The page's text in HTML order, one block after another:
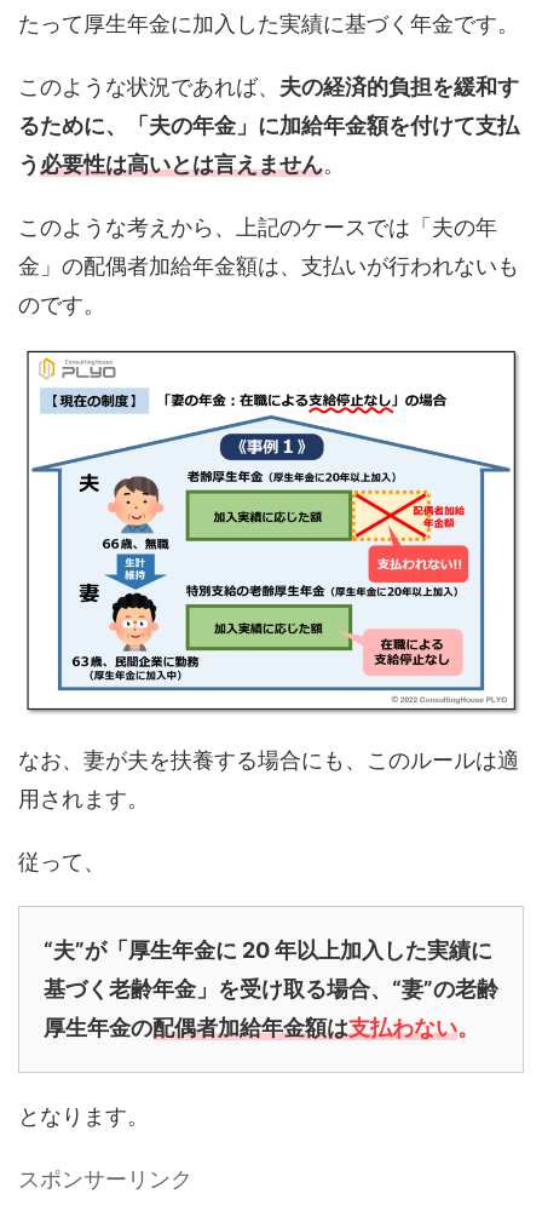
たって厚生年金に加入した実績に基づく年金です。
このような状況であれば、 夫の経済的負担を緩和す
るために、「夫の年金」に加給年金額を付けて支払
う必要性は高いとは言えません。
このような考えから、上記のケースでは「夫の年
金」の配偶者加給年金額は、支払いが行われないも
のです。
なお、妻が夫を扶養する場合にも、このルールは適
用されます。
従って、
“夫”が「厚生年金に 20 年以上加入した実績に
基づく老齢年金」を受け取る場合、 “妻”の老齢
厚生年金の配偶者加給年金額は支払わない。
となります。
スポンサーリンク